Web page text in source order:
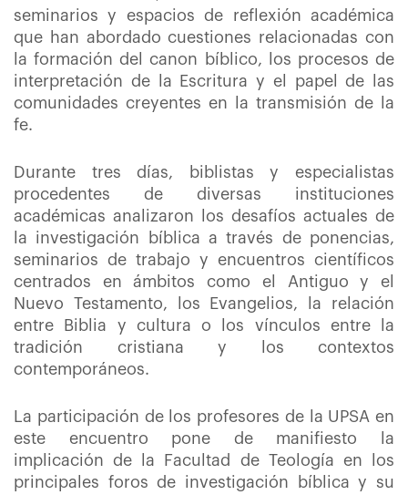
seminarios y espacios de reflexión académica
que han abordado cuestiones relacionadas con
la formación del canon bíblico, los procesos de
interpretación de la Escritura y el papel de las
comunidades creyentes en la transmisión de la
fe.
Durante tres días, biblistas y especialistas
procedentes de diversas instituciones
académicas analizaron los desafíos actuales de
la investigación bíblica a través de ponencias,
seminarios de trabajo y encuentros científicos
centrados en ámbitos como el Antiguo y el
Nuevo Testamento, los Evangelios, la relación
entre Biblia y cultura o los vínculos entre la
tradición cristiana y los contextos
contemporáneos.
La participación de los profesores de la UPSA en
este encuentro pone de manifiesto la
implicación de la Facultad de Teología en los
principales foros de investigación bíblica y su